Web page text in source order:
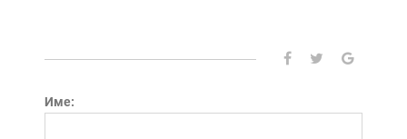
Име: